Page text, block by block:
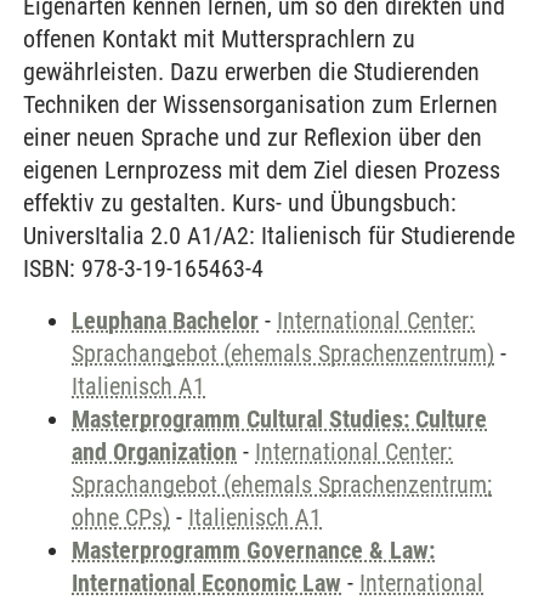
Eigenarten kennen lernen, um so den direkten und
offenen Kontakt mit Muttersprachlern zu
gewährleisten. Dazu erwerben die Studierenden
Techniken der Wissensorganisation zum Erlernen
einer neuen Sprache und zur Reflexion über den
eigenen Lernprozess mit dem Ziel diesen Prozess
effektiv zu gestalten. Kurs- und Übungsbuch:
UniversItalia 2.0 A1/A2: Italienisch für Studierende
ISBN: 978-3-19-165463-4
Leuphana Bachelor - International Center:
Sprachangebot (ehemals Sprachenzentrum) -
Italienisch A1
Masterprogramm Cultural Studies: Culture
and Organization - International Center:
Sprachangebot (ehemals Sprachenzentrum;
ohne CPs) - Italienisch A1
Masterprogramm Governance & Law:
International Economic Law - International